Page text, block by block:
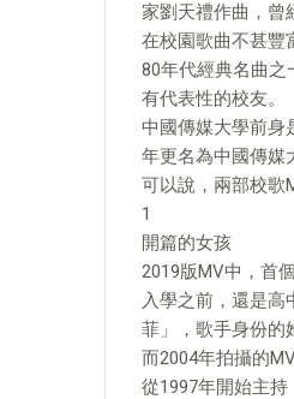
家劉天禮作曲，曾
在校園歌曲不甚豐
80年代經典名曲之
有代表性的校友。
中國傳媒大學前身
年更名為中國傳媒
可以說，兩部校歌
1
開篇的女孩
2019版MV中，首
入學之前，還是
菲」，歌手身份的
而2004年拍攝的
從1997年開始主